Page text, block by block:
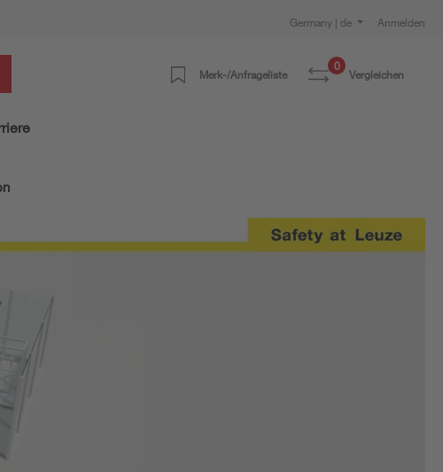
Germany | de Anmelden
Merk-/Anfrageliste
0
Vergleichen